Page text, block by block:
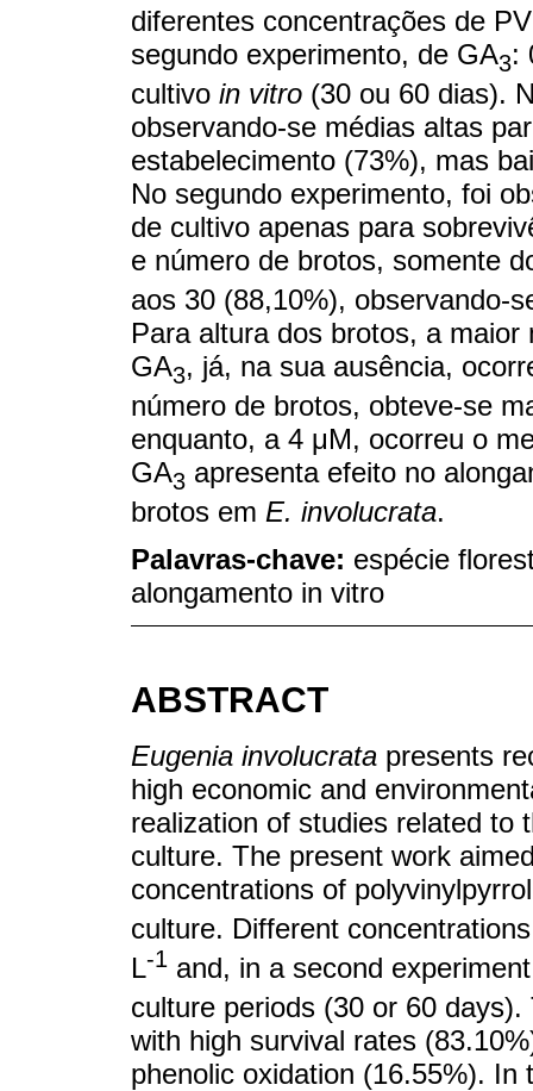
diferentes concentrações de
segundo experimento, de GA3:
cultivo in vitro (30 ou 60 dias).
observando-se médias altas
estabelecimento (73%), mas
No segundo experimento, foi
de cultivo apenas para
e número de brotos, somente
aos 30 (88,10%), observando-
Para altura dos brotos, a
GA3, já, na sua ausência,
número de brotos, obteve-se
enquanto, a 4 μM, ocorreu o
GA3 apresenta efeito no
brotos em E. involucrata.
Palavras-chave: espécie
alongamento in vitro
ABSTRACT
Eugenia involucrata presents
high economic and
realization of studies related to
culture. The present work
concentrations of
culture. Different
L-1 and, in a second
culture periods (30 or 60
with high survival rates
phenolic oxidation (16.55%).